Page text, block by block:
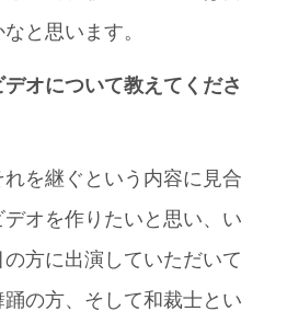
と思います。
オについて教えてくださ
を継ぐという内容に見合
オを作りたいと思い、い
方に出演していただいて
の方、そして和裁士とい